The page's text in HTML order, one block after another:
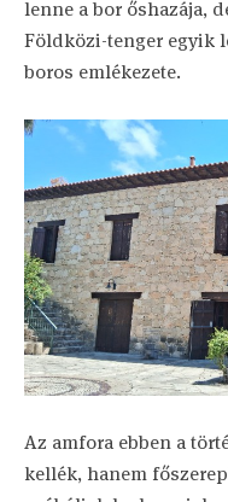
lenne a bor őshazája,
Földközi-tenger egyik
boros emlékezete.
Az amfora ebben a
kellék, hanem